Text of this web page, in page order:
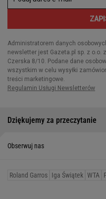
Dziękujemy za przeczytanie
Obserwuj nas
Roland Garros Iga Świątek WTA